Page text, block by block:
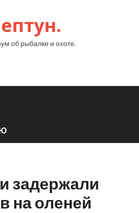
об рыбалке и охоте.
задержали
на оленей